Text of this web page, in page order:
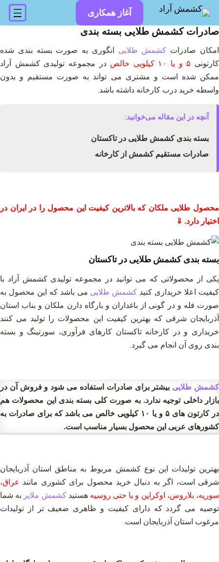
محتوا
آغاز همکاری
صادرات کشمش طلایی بسته بندی
امکان صادرات کشمش طلایی انگوری به صورت بسته بندی شده
کارتونی ۵ و یا ۱۰ کیلویی خالص
در مجموعه تولیدی کشمش آراد
ممکن شده است و مشتری می تواند به صورت مستقیم و بدون
واسطه خرید درب کارخانه داشته باشد.
آنچه در این مقاله می‌خوانید:
بسته بندی کشمش طلایی در تاکستان
صادرات مستقیم کشمش از کارخانه
محصول طلایی ملکان که بالاترین کیفیت این محصول را در ایران در
اختیار دارد. ⇓
بسته بندی کشمش طلایی در تاکستان
یکی از محصولاتی که می توانید در مجموعه تولیدی کشمش آراد با
کیفیت اعلا خریداری کنید کشمش طلایی می باشد که این محصول به
صورت فله و در گونی از باغداران و بارگاه دارن ملکان و بناب استان
آذربایجان شرقی که بهترین کیفیت این محصولات را تولید می کنند
خریداری و در کارخانه تاکستان کارهای فرآوری، سورتینگ و بسته
بندی روی آن انجام می گیرد.
کشمش طلایی بیشتر برای صادرات استفاده می‌ شود و فروش آن در
بازار داخلی توجیه ندارد. به صورت کلی بسته‌ بندی این محصولات هم
در کارتون های ۵ و یا ۱۰ کیلویی خالص می باشد که برای صادرات به
کشورهای عربی این محصول بسیار مناسب است.
بهترین تولیدات این نوع کشمش مربوط به مناطق استان آذربایجان
شرقی است، اگر به دنبال خرید محصول برای کشوری مانند عراق،
سوریه، بلاروس، اوکراین و یا حتی روسیه هستیدکشمش ملایر به شما
توصیه می گردد که دارای کیفیت و ظاهری ضعیف تر از تولیدات
مرغوب استان آذربایجان است.